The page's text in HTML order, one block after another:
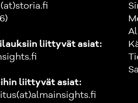
liittyvät asiat:
liittyvät asiat: